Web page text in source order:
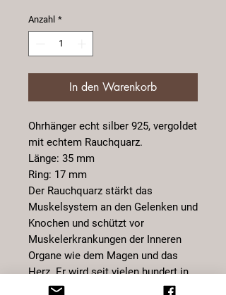
Anzahl *
In den Warenkorb
Ohrhänger echt silber 925, vergoldet
mit echtem Rauchquarz.
Länge: 35 mm
Ring: 17 mm
Der Rauchquarz stärkt das
Muskelsystem an den Gelenken und
Knochen und schützt vor
Muskelerkrankungen der Inneren
Organe wie dem Magen und das
Herz. Er wird seit vielen hundert in
der Naturmedizin als Stein der